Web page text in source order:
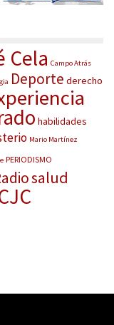
Cela Campo Atrás
Deporte derecho
habilidades
Mario Martínez
PERIODISMO
salud